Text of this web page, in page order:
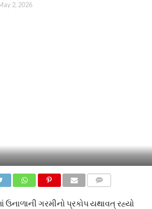
2, 2026
ઉનાળાની ગરમીનો પ્રકોપ યથાવત્ રહ્યો